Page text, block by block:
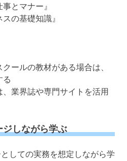
とマナー』
の基礎知識』
ールの教材がある場合は、
る
業界誌や専門サイトを活用
しながら学ぶ
しての実務を想定しながら学